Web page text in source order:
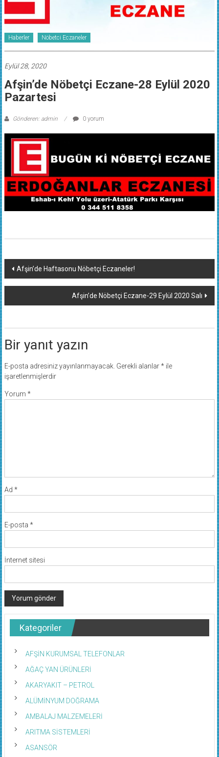
Haberler Nöbetci Eczaneler
Eylül 28, 2020
Afşin’de Nöbetçi Eczane-28 Eylül 2020
Pazartesi
Gönderen: admin 0 yorum
Yazı
dolaşımı
Afşin’de Haftasonu Nöbetçi Eczaneler!
Afşin’de Nöbetçi Eczane-29 Eylül 2020 Salı
Bir yanıt yazın
E-posta adresiniz yayınlanmayacak. Gerekli alanlar*ile
işaretlenmişlerdir
Yorum *
Ad *
E-posta *
İnternet sitesi
Kategoriler
AFŞİN KURUMSAL TELEFONLAR
AĞAÇ YAN ÜRÜNLERİ
AKARYAKIT – PETROL
ALÜMİNYUM DOĞRAMA
AMBALAJ MALZEMELERİ
ARITMA SİSTEMLERİ
ASANSÖR